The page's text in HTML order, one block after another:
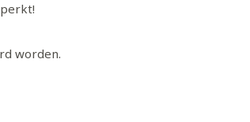
worden.